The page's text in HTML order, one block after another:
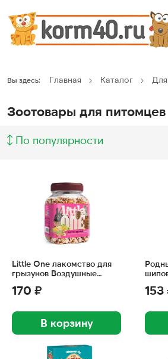
Вы здесь: Главная Каталог
Зоотовары для питомцев
По популярности
Little One лакомство для
грызунов Воздушные
170 ₽
В корзину
153